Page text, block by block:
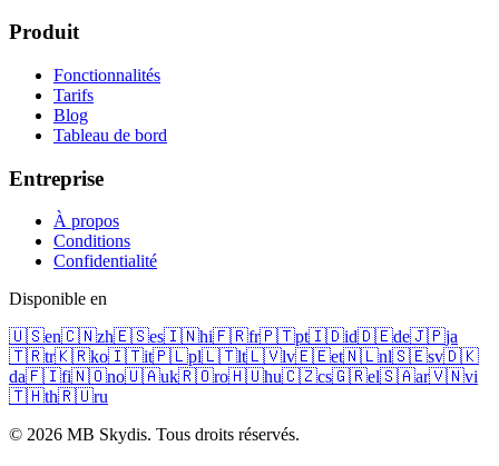
Produit
Fonctionnalités
Tarifs
Blog
Tableau de bord
Entreprise
À propos
Conditions
Confidentialité
Disponible en
🇺🇸en🇨🇳zh🇪🇸es🇮🇳hi🇫🇷fr🇵🇹pt🇮🇩id🇩🇪de🇯🇵ja
🇹🇷tr🇰🇷ko🇮🇹it🇵🇱pl🇱🇹lt🇱🇻lv🇪🇪et🇳🇱nl🇸🇪sv🇩🇰
da🇫🇮fi🇳🇴no🇺🇦uk🇷🇴ro🇭🇺hu🇨🇿cs🇬🇷el🇸🇦ar🇻🇳vi
🇹🇭th🇷🇺ru
© 2026 MB Skydis. Tous droits réservés.